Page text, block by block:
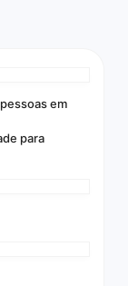
em
para